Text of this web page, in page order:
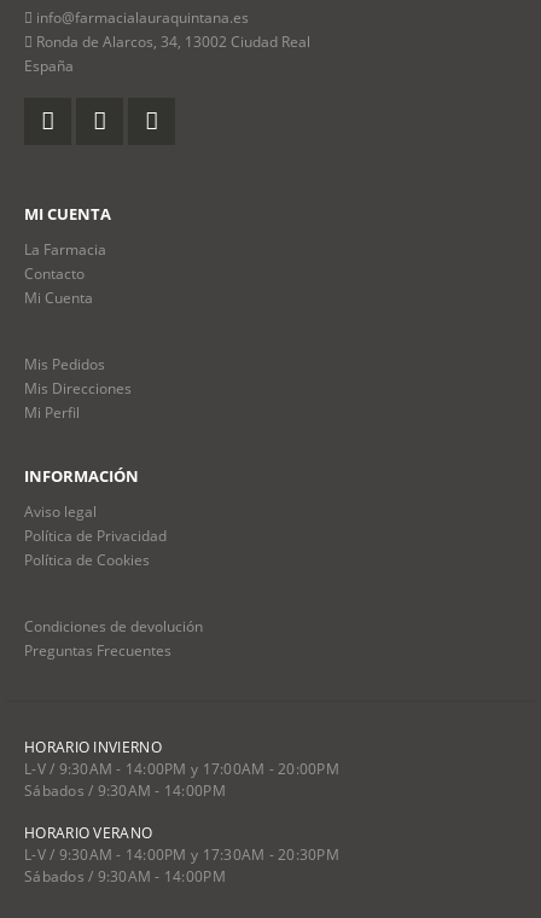
info@farmacialauraquintana.es
Ronda de Alarcos, 34, 13002 Ciudad Real
España
MI CUENTA
La Farmacia
Contacto
Mi Cuenta
Mis Pedidos
Mis Direcciones
Mi Perfil
INFORMACIÓN
Aviso legal
Política de Privacidad
Política de Cookies
Condiciones de devolución
Preguntas Frecuentes
HORARIO INVIERNO
L-V / 9:30AM - 14:00PM y 17:00AM - 20:00PM
Sábados / 9:30AM - 14:00PM
HORARIO VERANO
L-V / 9:30AM - 14:00PM y 17:30AM - 20:30PM
Sábados / 9:30AM - 14:00PM